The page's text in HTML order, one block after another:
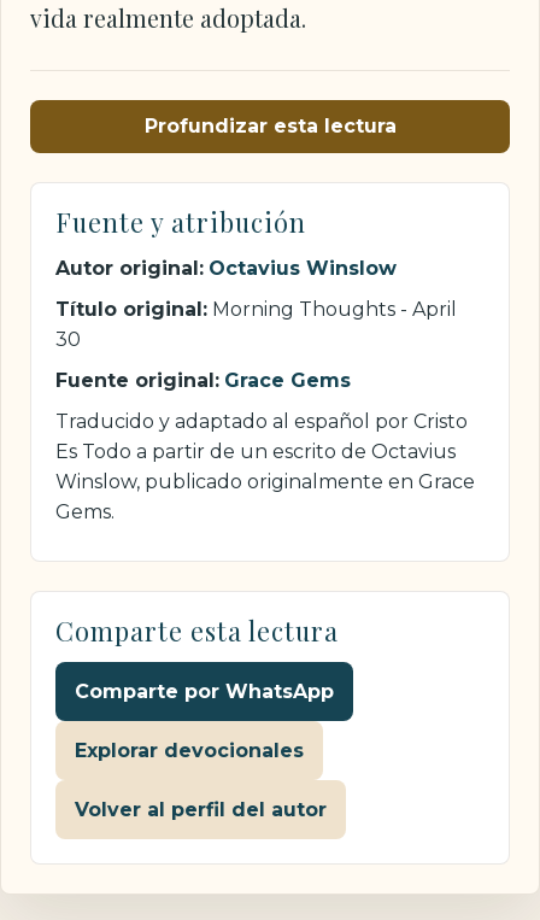
vida realmente adoptada.
Profundizar esta lectura
Fuente y atribución
Autor original: Octavius Winslow
Título original: Morning Thoughts - April
30
Fuente original: Grace Gems
Traducido y adaptado al español por Cristo
Es Todo a partir de un escrito de Octavius
Winslow, publicado originalmente en Grace
Gems.
Comparte esta lectura
Comparte por WhatsApp
Explorar devocionales
Volver al perfil del autor